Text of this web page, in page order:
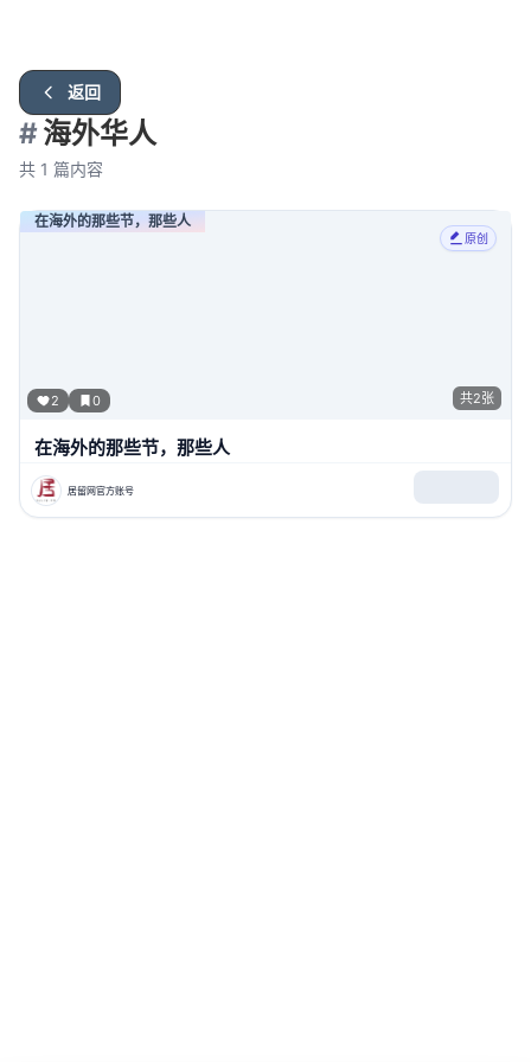
返回
#海外华人
共 1 篇内容
在海外的那些节，那些人
原创
共2张
2 0
在海外的那些节，那些人
居留网官方账号